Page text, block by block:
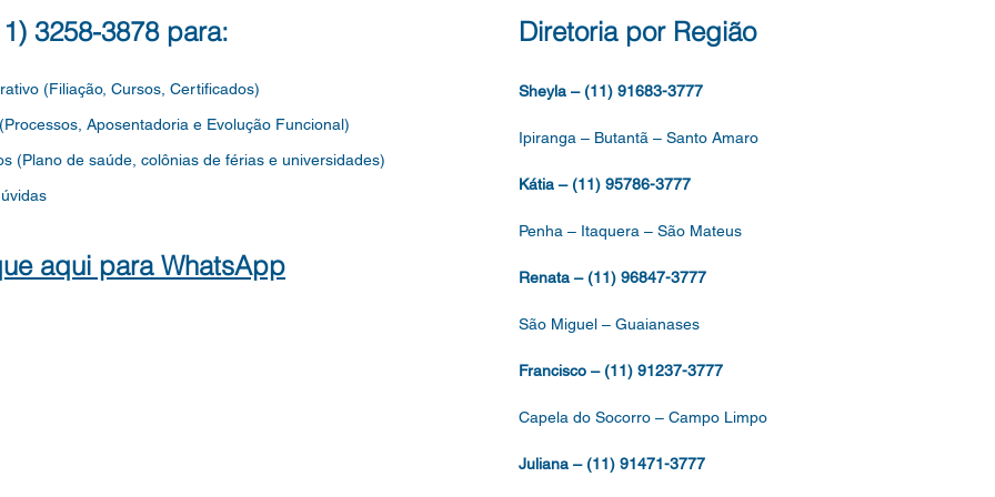
MAGISTÉRIO, DO QUADRO
EDUCAÇÃO, DO QUADRO
3258-3878 para:
(Filiação, Cursos, Certificados)
Aposentadoria e Evolução Funcional)
(Plano de saúde, colônias de férias e universidades)
aqui para WhatsApp
Diretoria por Região
Sheyla – (11) 91683-3777
Ipiranga – Butantã – Santo Amaro
Kátia – (11) 95786-3777
Penha – Itaquera – São Mateus
Renata – (11) 96847-3777
São Miguel – Guaianases
Francisco – (11) 91237-3777
Capela do Socorro – Campo Limpo
Juliana – (11) 91471-3777